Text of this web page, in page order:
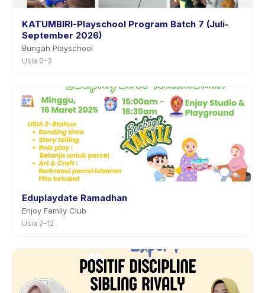
KATUMBIRI-Playschool Program Batch 7 (Juli-
September 2026)
Bungah Playschool
Usia 0–3
Eduplaydate Ramadhan
Enjoy Family Club
Usia 2–12